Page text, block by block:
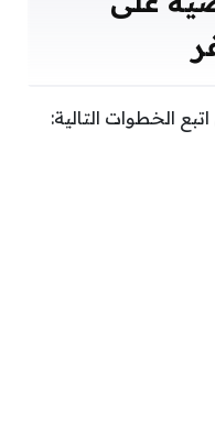
الخطوات التالية: